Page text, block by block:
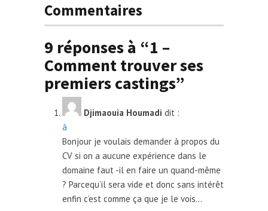
Commentaires
9 réponses à “1 –
Comment trouver ses
premiers castings”
Djimaouia Houmadi dit :
à
Bonjour je voulais demander à propos du
CV si on a aucune expérience dans le
domaine faut -il en faire un quand-même
? Parcequ’il sera vide et donc sans intérêt
enfin c’est comme ça que je le vois…